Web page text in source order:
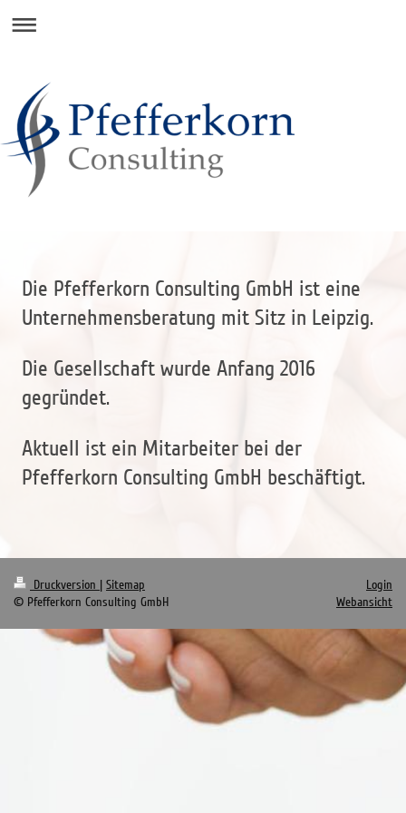
Die Pfefferkorn Consulting GmbH ist eine
Unternehmensberatung mit Sitz in Leipzig.
Die Gesellschaft wurde Anfang 2016
gegründet.
Aktuell ist ein Mitarbeiter bei der
Pfefferkorn Consulting GmbH beschäftigt.
Druckversion | Sitemap
© Pfefferkorn Consulting GmbH
Login
Webansicht